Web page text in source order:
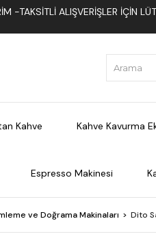
-TAKSITLI ALIŞVERIŞLER İÇIN
Kahve Kahve Kavurma
Espresso Makinesi
ve Doğrama Makinaları Dito